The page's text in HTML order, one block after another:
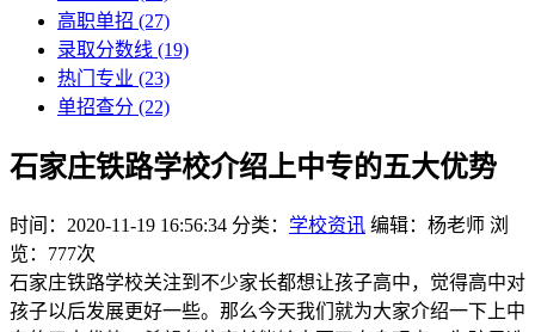
高职单招 (27)
录取分数线 (19)
热门专业 (23)
单招查分 (22)
石家庄铁路学校介绍上中专的五大优势
时间：2020-11-19 16:56:34 分类： 学校资讯 编辑：杨老师 浏
览：777次
石家庄铁路学校关注到不少家长都想让孩子高中，觉得高中对
孩子以后发展更好一些。那么今天我们就为大家介绍一下上中